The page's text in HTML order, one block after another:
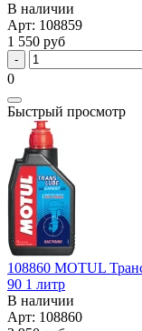
В наличии
Арт: 108859
1 550 руб
0
Быстрый просмотр
108860 MOTUL
90 1 литр
В наличии
Арт: 108860